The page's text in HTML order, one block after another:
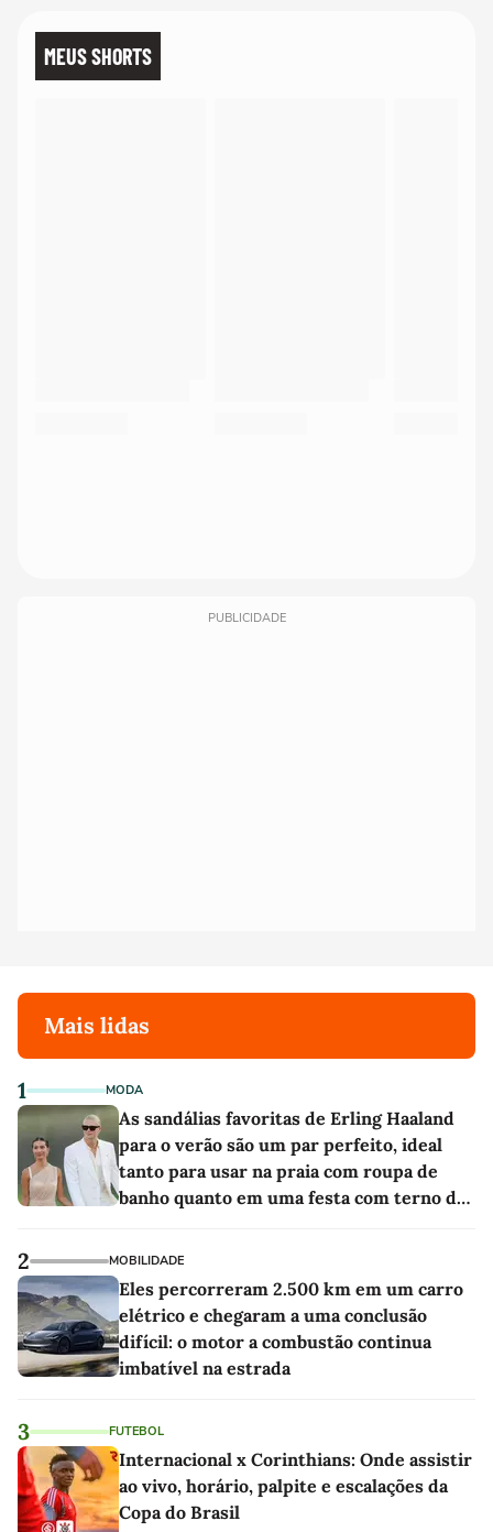
MEUS SHORTS
PUBLICIDADE
Mais lidas
1 MODA
As sandálias favoritas de Erling Haaland
para o verão são um par perfeito, ideal
tanto para usar na praia com roupa de
banho quanto em uma festa com terno de
2 MOBILIDADE
Eles percorreram 2.500 km em um carro
elétrico e chegaram a uma conclusão
difícil: o motor a combustão continua
imbatível na estrada
3 FUTEBOL
Internacional x Corinthians: Onde assistir
ao vivo, horário, palpite e escalações da
Copa do Brasil